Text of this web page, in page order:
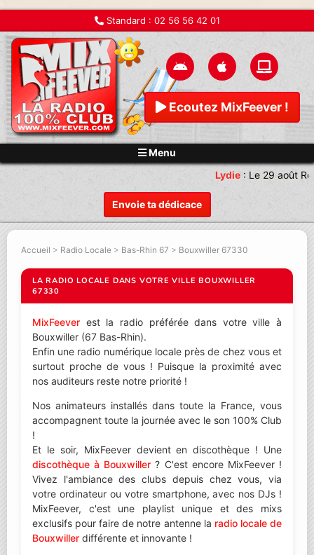
Standard : 02 56 56 42 01
Ecoutez MixFeever !
Menu
Envoie ta dédicace
Lydie:Le 29 août
Accueil > Radio Locale > Bas-Rhin 67 > Bouxwiller 67330
LA RADIO LOCALE DANS VOTRE VILLE BOUXWILLER
67330
MixFeever est la radio préférée dans votre ville à
Bouxwiller (67 Bas-Rhin).
Enfin une radio numérique locale près de chez vous et
surtout proche de vous ! Puisque la proximité avec
nos auditeurs reste notre priorité !
Nos animateurs installés dans toute la France, vous
accompagnent toute la journée avec le son 100% Club
!
Et le soir, MixFeever devient en discothèque ! Une
discothèque à Bouxwiller ? C'est encore MixFeever !
Vivez l'ambiance des clubs depuis chez vous, via
votre ordinateur ou votre smartphone, avec nos DJs !
MixFeever, c'est une playlist unique et des mixs
exclusifs pour faire de notre antenne la radio locale de
Bouxwiller différente et innovante !